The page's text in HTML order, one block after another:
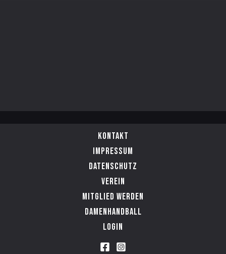
Kontakt
Impressum
Datenschutz
Verein
Mitglied werden
Damenhandball
Login